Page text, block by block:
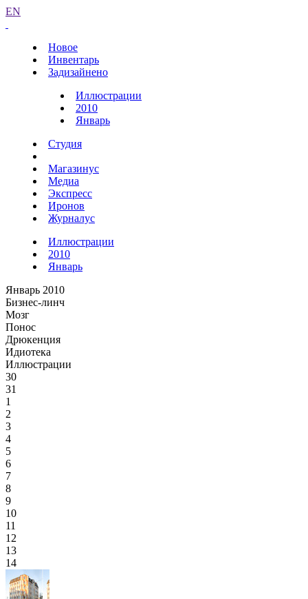
EN
Новое
Инвентарь
Задизайнено
Иллюстрации
2010
Январь
Студия
Магазинус
Медиа
Экспресс
Иронов
Журналус
Иллюстрации
2010
Январь
Январь 2010
Бизнес-линч
Мозг
Понос
Дрюкенция
Идиотека
Иллюстрации
30
31
1
2
3
4
5
6
7
8
9
10
11
12
13
14